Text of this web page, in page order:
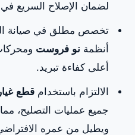
لضمان الإصلاح السريع
تخصص مطلق في صيانة
أنظمة نو فروست
أعلى كفاءة تبريد.
الالتزام باستخدام قطع
جميع عمليات التصليح،
ويطيل من عمره